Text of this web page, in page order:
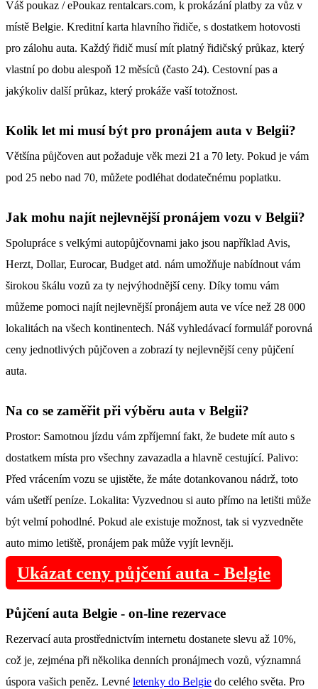
Váš poukaz / ePoukaz rentalcars.com, k prokázání platby za vůz v
místě Belgie. Kreditní karta hlavního řidiče, s dostatkem hotovosti
pro zálohu auta. Každý řidič musí mít platný řidičský průkaz, který
vlastní po dobu alespoň 12 měsíců (často 24). Cestovní pas a
jakýkoliv další průkaz, který prokáže vaší totožnost.
Kolik let mi musí být pro pronájem auta v Belgii?
Většína půjčoven aut požaduje věk mezi 21 a 70 lety. Pokud je vám
pod 25 nebo nad 70, můžete podléhat dodatečnému poplatku.
Jak mohu najít nejlevnější pronájem vozu v Belgii?
Spolupráce s velkými autopůjčovnami jako jsou například Avis,
Herzt, Dollar, Eurocar, Budget atd. nám umožňuje nabídnout vám
širokou škálu vozů za ty nejvýhodnější ceny. Díky tomu vám
můžeme pomoci najít nejlevnější pronájem auta ve více než 28 000
lokalitách na všech kontinentech. Náš vyhledávací formulář porovná
ceny jednotlivých půjčoven a zobrazí ty nejlevnější ceny půjčení
auta.
Na co se zaměřit při výběru auta v Belgii?
Prostor: Samotnou jízdu vám zpříjemní fakt, že budete mít auto s
dostatkem místa pro všechny zavazadla a hlavně cestující. Palivo:
Před vrácením vozu se ujistěte, že máte dotankovanou nádrž, toto
vám ušetří peníze. Lokalita: Vyzvednou si auto přímo na letišti může
být velmí pohodlné. Pokud ale existuje možnost, tak si vyzvedněte
auto mimo letiště, pronájem pak může vyjít levněji.
Ukázat ceny půjčení auta - Belgie
Půjčení auta Belgie - on-line rezervace
Rezervací auta prostřednictvím internetu dostanete slevu až 10%,
což je, zejména při několika denních pronájmech vozů, významná
úspora vašich peněz. Levné letenky do Belgie do celého světa. Pro